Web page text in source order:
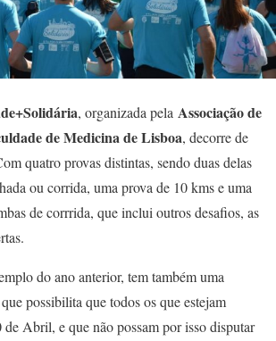
, organizada pela Associação de
de Medicina de Lisboa, decorre de
quatro provas distintas, sendo duas delas
ou corrida, uma prova de 10 kms e uma
de corrrida, que inclui outros desafios, as
do ano anterior, tem também uma
possibilita que todos os que estejam
Abril, e que não possam por isso disputar